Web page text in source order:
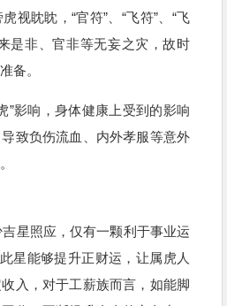
视眈眈，“官符”、“飞符”、“飞
是非、官非等无妄之灾，故时
备。
”影响，身体健康上受到的影响
致负伤流血、内外孝服等意外
星照应，仅有一颗利于事业运
星能够提升正财运，让属虎人
入，对于工薪族而言，如能脚